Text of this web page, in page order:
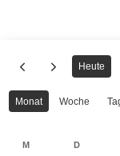
Heute
Monat Woche
M D